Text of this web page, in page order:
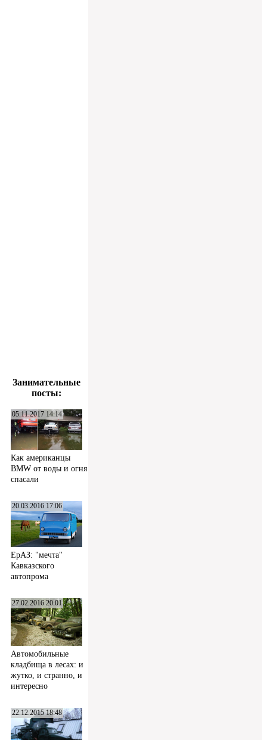
Занимательные
посты:
05.11.2017 14:14
Как американцы
BMW от воды и огня
спасали
20.03.2016 17:06
ЕрАЗ: "мечта"
Кавказского
автопрома
27.02.2016 20:01
Автомобильные
кладбища в лесах: и
жутко, и странно, и
интересно
22.12.2015 18:48